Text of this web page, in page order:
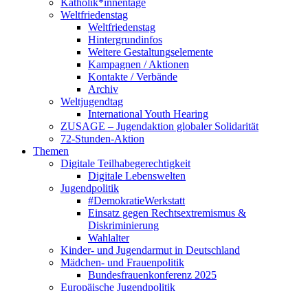
Weltfriedenstag
Weltfriedenstag
Hintergrundinfos
Weitere Gestaltungselemente
Kampagnen / Aktionen
Kontakte / Verbände
Archiv
Weltjugendtag
International Youth Hearing
ZUSAGE – Jugendaktion globaler Solidarität
72-Stunden-Aktion
Themen
Digitale Teilhabegerechtigkeit
Digitale Lebenswelten
Jugendpolitik
#DemokratieWerkstatt
Einsatz gegen Rechtsextremismus &
Diskriminierung
Wahlalter
Kinder- und Jugendarmut in Deutschland
Mädchen- und Frauenpolitik
Bundesfrauenkonferenz 2025
Europäische Jugendpolitik